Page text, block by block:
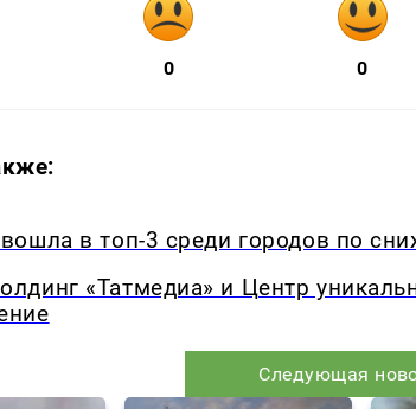
0 0
в топ-3 среди городов по
«Татмедиа» и Центр
Следующая